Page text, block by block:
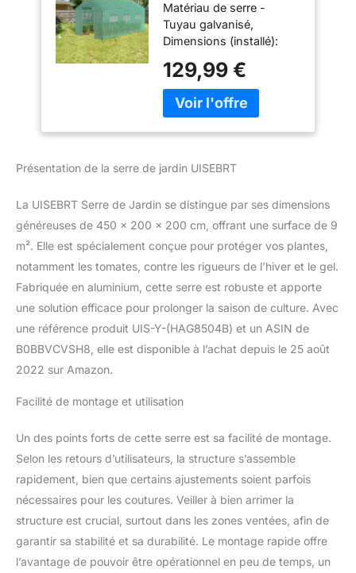
aluminium,
Résistant à l'hiver,
Protection contre le
gel, Pour Plante
Tomates - 4,5 x 2 x
2 m - 9 m²
Matériau de serre -
Tuyau galvanisé,
Dimensions (installé):
du tube: 25 mm,
Épaisseur du tube: 0,7
mm. Il y a des portes et
à l'air de pénétrer
cadre de serre est
composé de tubes
galvanisés pour une
Pour vous assurer que
vos plantes sont
protégées de la pluie, du
vent, des chutes de
ou du gel au début du
assemblez d'abord le
couvercle isolant, puis
fixez-le avec des piquets
et tendez la corde. Une
également terminer le
montage en 20 minutes
100% résistant aux UV,
protège vos plantes des
129,99 €
Présentation de la serre de jardin UISEBRT
La UISEBRT Serre de Jardin se distingue par ses dimensions
généreuses de 450 x 200 x 200 cm, offrant une surface de 9
m². Elle est spécialement conçue pour protéger vos plantes,
notamment les tomates, contre les rigueurs de l’hiver et le gel.
Fabriquée en aluminium, cette serre est robuste et apporte
une solution efficace pour prolonger la saison de culture. Avec
une référence produit UIS-Y-(HAG8504B) et un ASIN de
B0BBVCVSH8, elle est disponible à l’achat depuis le 25 août
2022 sur Amazon.
Facilité de montage et utilisation
Un des points forts de cette serre est sa facilité de montage.
Selon les retours d’utilisateurs, la structure s’assemble
rapidement, bien que certains ajustements soient parfois
nécessaires pour les coutures. Veiller à bien arrimer la
structure est crucial, surtout dans les zones ventées, afin de
garantir sa stabilité et sa durabilité. Le montage rapide offre
l’avantage de pouvoir être opérationnel en peu de temps, un